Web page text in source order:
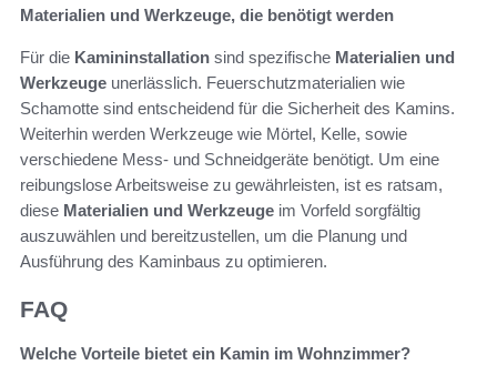
Materialien und Werkzeuge, die benötigt werden
Für die Kamininstallation sind spezifische Materialien und
Werkzeuge unerlässlich. Feuerschutzmaterialien wie
Schamotte sind entscheidend für die Sicherheit des Kamins.
Weiterhin werden Werkzeuge wie Mörtel, Kelle, sowie
verschiedene Mess- und Schneidgeräte benötigt. Um eine
reibungslose Arbeitsweise zu gewährleisten, ist es ratsam,
diese Materialien und Werkzeuge im Vorfeld sorgfältig
auszuwählen und bereitzustellen, um die Planung und
Ausführung des Kaminbaus zu optimieren.
FAQ
Welche Vorteile bietet ein Kamin im Wohnzimmer?